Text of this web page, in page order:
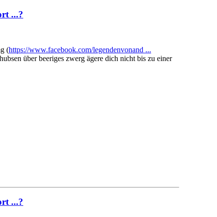
...?
(https://www.facebook.com/legendenvonand ...
über beeriges zwerg ägere dich nicht bis zu einer
...?